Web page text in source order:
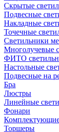
Скрытые
Подвесные
Накладные
Точечные
Светильники
Многолучевые
ФИТО
Настольные
Подвесные на
Бра
Люстры
Линейные
Фонари
Комплектующие
Торшеры